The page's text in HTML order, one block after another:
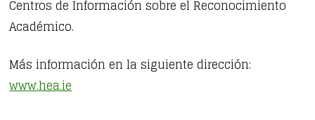
Centros de Información sobre el Reconocimiento
Académico.
Más información en la siguiente dirección:
www.hea.ie